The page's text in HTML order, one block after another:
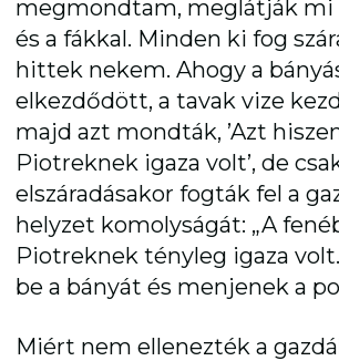
megmondtam, meglátják mi
és a fákkal. Minden ki fog
hittek nekem. Ahogy a
elkezdődött, a tavak vize
majd azt mondták, ’Azt
Piotreknek igaza volt’, de
elszáradásakor fogták fel a
helyzet komolyságát: „A
Piotreknek tényleg igaza
be a bányát és menjenek a
Miért nem ellenezték a